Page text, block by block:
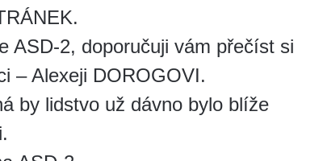
ASD-2, doporučuji vám přečíst si
– Alexeji DOROGOVI.
by lidstvo už dávno bylo blíže